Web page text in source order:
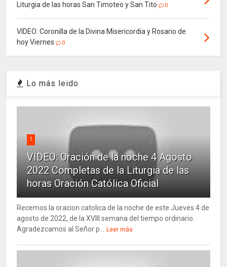
Liturgia de las horas San Timoteo y San Tito
0
VIDEO: Coronilla de la Divina Misericordia y Rosario de
hoy Viernes
0
Lo más leido
1
VIDEO: Oración de la noche 4 Agosto
2022 Completas de la Liturgia de las
horas Oración Católica Oficial
Recemos la oracion catolica de la noche de este Jueves 4 de
agosto de 2022, de la XVIII semana del tiempo ordinario.
Agradezcamos al Señor p... Leer más